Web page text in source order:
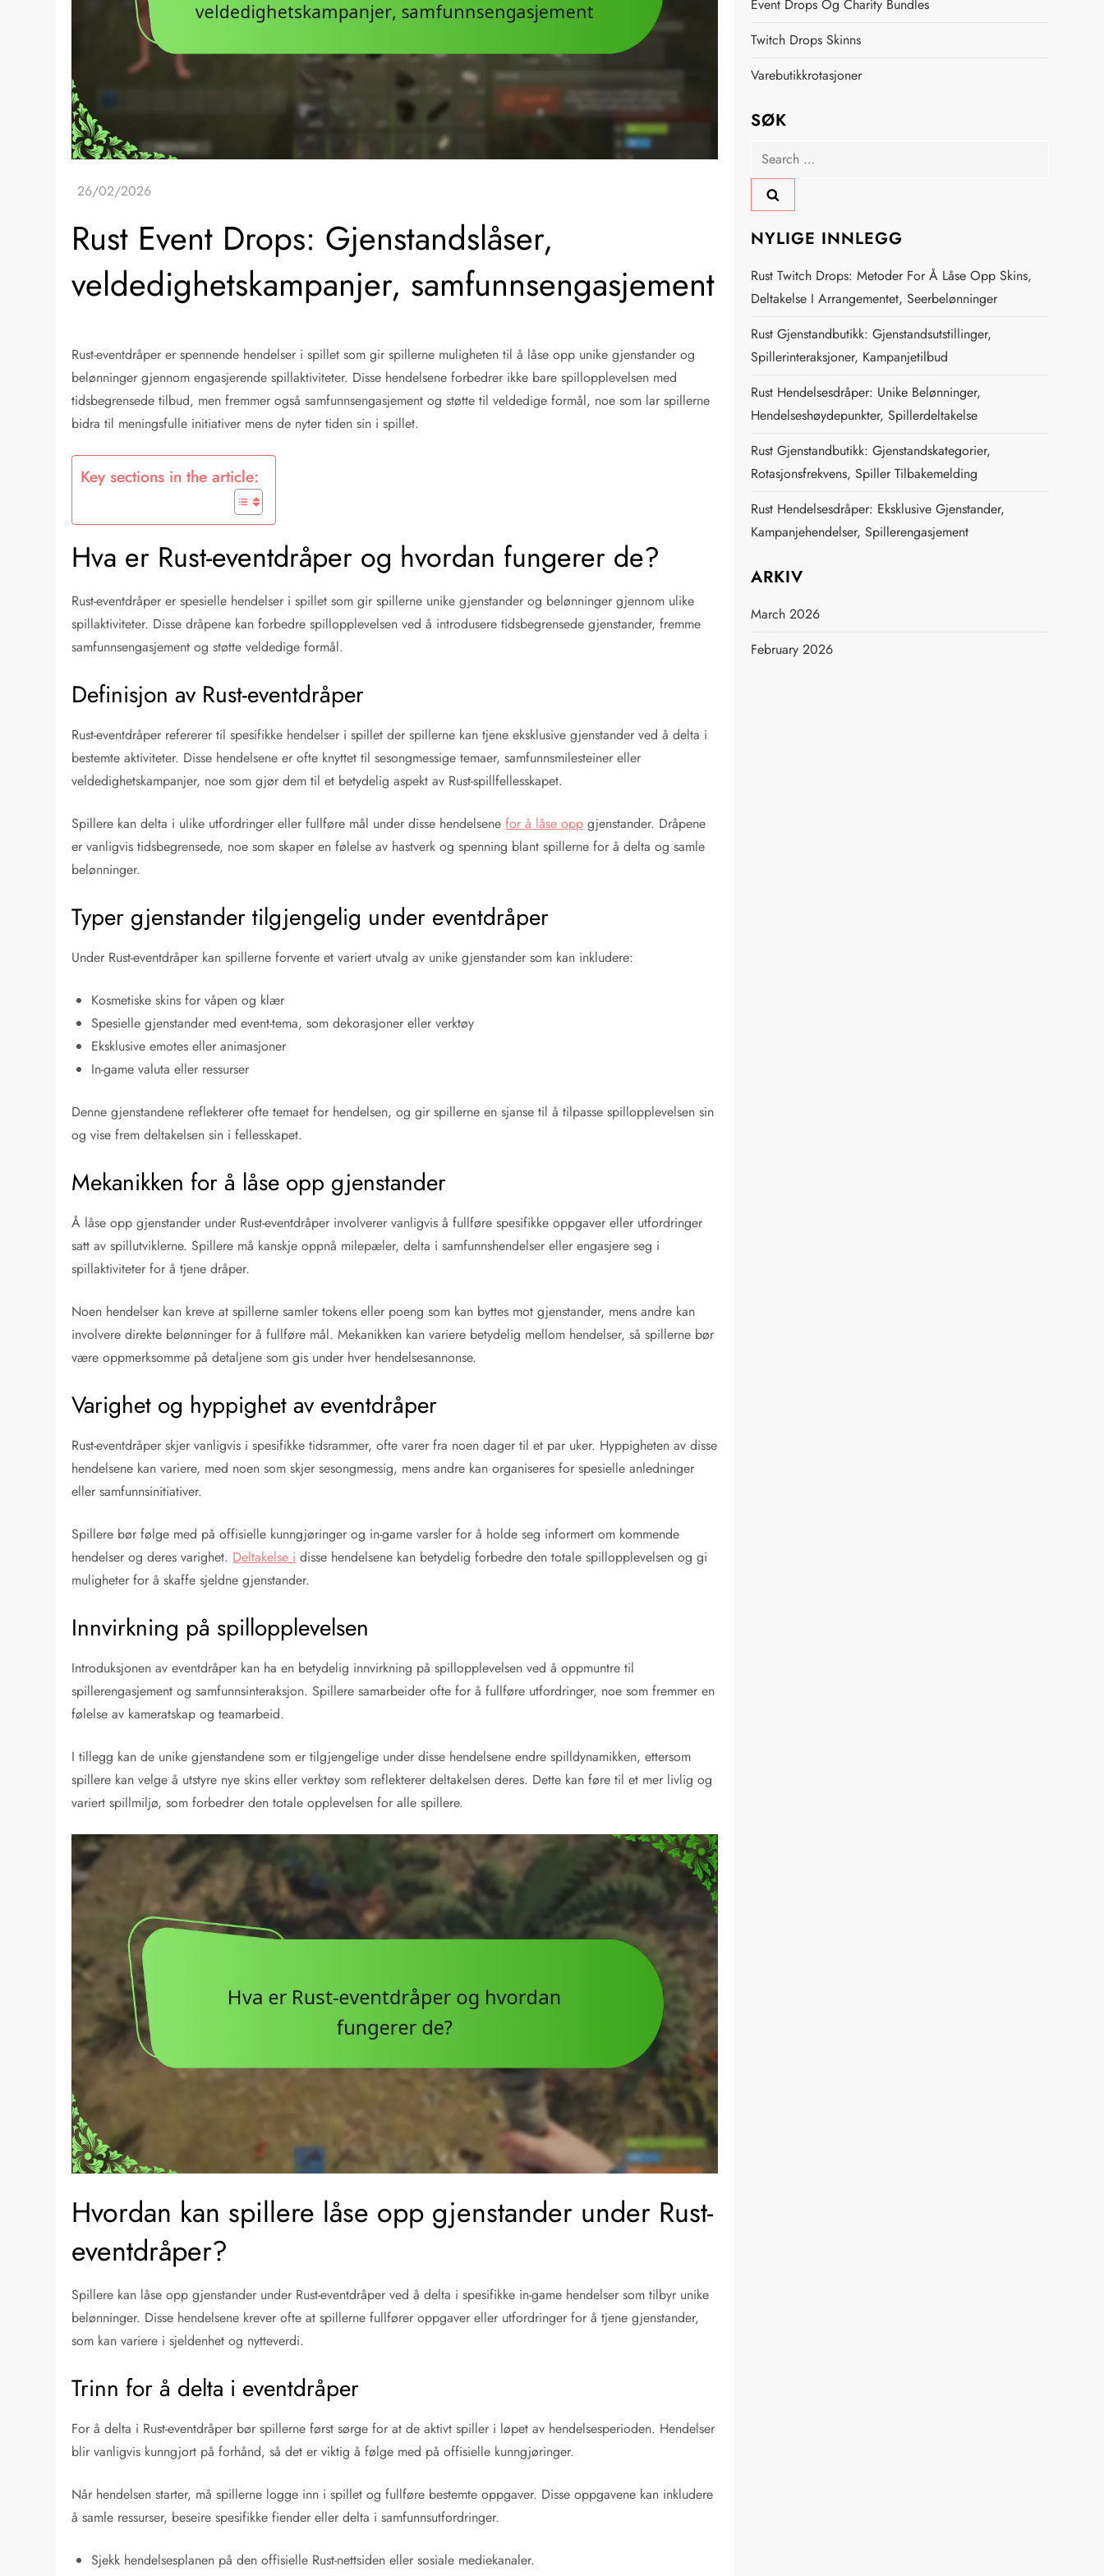
Rust Event Drops: Gjenstandslåser,
veldedighetskampanjer, samfunnsengasjement
Rust-eventdråper er spennende hendelser i spillet som gir spillerne muligheten til å låse opp unike gjenstander og
belønninger gjennom engasjerende spillaktiviteter. Disse hendelsene forbedrer ikke bare spillopplevelsen med
tidsbegrensede tilbud, men fremmer også samfunnsengasjement og støtte til veldedige formål, noe som lar spillerne
bidra til meningsfulle initiativer mens de nyter tiden sin i spillet.
Key sections in the article:
Hva er Rust-eventdråper og hvordan fungerer de?
Rust-eventdråper er spesielle hendelser i spillet som gir spillerne unike gjenstander og belønninger gjennom ulike
spillaktiviteter. Disse dråpene kan forbedre spillopplevelsen ved å introdusere tidsbegrensede gjenstander, fremme
samfunnsengasjement og støtte veldedige formål.
Definisjon av Rust-eventdråper
Rust-eventdråper refererer til spesifikke hendelser i spillet der spillerne kan tjene eksklusive gjenstander ved å delta i
bestemte aktiviteter. Disse hendelsene er ofte knyttet til sesongmessige temaer, samfunnsmilesteiner eller
veldedighetskampanjer, noe som gjør dem til et betydelig aspekt av Rust-spillfellesskapet.
Spillere kan delta i ulike utfordringer eller fullføre mål under disse hendelsenefor å låse opp gjenstander. Dråpene
er vanligvis tidsbegrensede, noe som skaper en følelse av hastverk og spenning blant spillerne for å delta og samle
belønninger.
Typer gjenstander tilgjengelig under eventdråper
Under Rust-eventdråper kan spillerne forvente et variert utvalg av unike gjenstander som kan inkludere:
Kosmetiske skins for våpen og klær
Spesielle gjenstander med event-tema, som dekorasjoner eller verktøy
Eksklusive emotes eller animasjoner
In-game valuta eller ressurser
Denne gjenstandene reflekterer ofte temaet for hendelsen, og gir spillerne en sjanse til å tilpasse spillopplevelsen sin
og vise frem deltakelsen sin i fellesskapet.
Mekanikken for å låse opp gjenstander
Å låse opp gjenstander under Rust-eventdråper involverer vanligvis å fullføre spesifikke oppgaver eller utfordringer
satt av spillutviklerne. Spillere må kanskje oppnå milepæler, delta i samfunnshendelser eller engasjere seg i
spillaktiviteter for å tjene dråper.
Noen hendelser kan kreve at spillerne samler tokens eller poeng som kan byttes mot gjenstander, mens andre kan
involvere direkte belønninger for å fullføre mål. Mekanikken kan variere betydelig mellom hendelser, så spillerne bør
være oppmerksomme på detaljene som gis under hver hendelsesannonse.
Varighet og hyppighet av eventdråper
Rust-eventdråper skjer vanligvis i spesifikke tidsrammer, ofte varer fra noen dager til et par uker. Hyppigheten av disse
hendelsene kan variere, med noen som skjer sesongmessig, mens andre kan organiseres for spesielle anledninger
eller samfunnsinitiativer.
Spillere bør følge med på offisielle kunngjøringer og in-game varsler for å holde seg informert om kommende
hendelser og deres varighet. Deltakelse i disse hendelsene kan betydelig forbedre den totale spillopplevelsen og gi
muligheter for å skaffe sjeldne gjenstander.
Innvirkning på spillopplevelsen
Introduksjonen av eventdråper kan ha en betydelig innvirkning på spillopplevelsen ved å oppmuntre til
spillerengasjement og samfunnsinteraksjon. Spillere samarbeider ofte for å fullføre utfordringer, noe som fremmer en
følelse av kameratskap og teamarbeid.
I tillegg kan de unike gjenstandene som er tilgjengelige under disse hendelsene endre spilldynamikken, ettersom
spillere kan velge å utstyre nye skins eller verktøy som reflekterer deltakelsen deres. Dette kan føre til et mer livlig og
variert spillmiljø, som forbedrer den totale opplevelsen for alle spillere.
Hvordan kan spillere låse opp gjenstander under Rust-
eventdråper?
Spillere kan låse opp gjenstander under Rust-eventdråper ved å delta i spesifikke in-game hendelser som tilbyr unike
belønninger. Disse hendelsene krever ofte at spillerne fullfører oppgaver eller utfordringer for å tjene gjenstander,
som kan variere i sjeldenhet og nytteverdi.
Trinn for å delta i eventdråper
For å delta i Rust-eventdråper bør spillerne først sørge for at de aktivt spiller i løpet av hendelsesperioden. Hendelser
blir vanligvis kunngjort på forhånd, så det er viktig å følge med på offisielle kunngjøringer.
Når hendelsen starter, må spillerne logge inn i spillet og fullføre bestemte oppgaver. Disse oppgavene kan inkludere
å samle ressurser, beseire spesifikke fiender eller delta i samfunnsutfordringer.
Sjekk hendelsesplanen på den offisielle Rust-nettsiden eller sosiale mediekanaler.
Event Drops Og Charity Bundles
Twitch Drops Skinns
Varebutikkrotasjoner
SØK
Search
for:
NYLIGE INNLEGG
Rust Twitch Drops: Metoder For Å Låse Opp Skins,
Deltakelse I Arrangementet, Seerbelønninger
Rust Gjenstandbutikk: Gjenstandsutstillinger,
Spillerinteraksjoner, Kampanjetilbud
Rust Hendelsesdråper: Unike Belønninger,
Hendelseshøydepunkter, Spillerdeltakelse
Rust Gjenstandbutikk: Gjenstandskategorier,
Rotasjonsfrekvens, Spiller Tilbakemelding
Rust Hendelsesdråper: Eksklusive Gjenstander,
Kampanjehendelser, Spillerengasjement
ARKIV
March 2026
February 2026